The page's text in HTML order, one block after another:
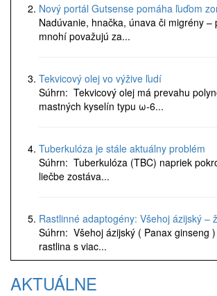
Nový portál Gutsense pomáha ľuďom
Nadúvanie, hnačka, únava či migrény –
mnohí považujú za...
Tekvicový olej vo výžive ľudí
Súhrn: Tekvicový olej má prevahu
mastných kyselín typu ω-6...
Tuberkulóza je stále aktuálny problém
Súhrn: Tuberkulóza (TBC) napriek
liečbe zostáva...
Rastlinné adaptogény: Všehoj ázijský –
Súhrn: Všehoj ázijský ( Panax ginseng
rastlina s viac...
AKTUÁLNE